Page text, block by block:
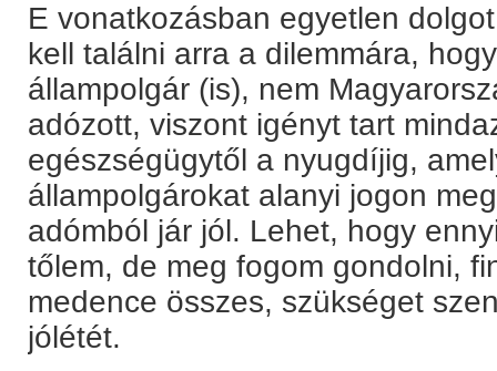
E vonatkozásban egyetlen
kell találni arra a dilemmára,
állampolgár (is), nem
adózott, viszont igényt tart
egészségügytől a nyugdíjig,
állampolgárokat alanyi jogon
adómból jár jól. Lehet, hogy
tőlem, de meg fogom gondolni,
medence összes, szükséget
jólétét.